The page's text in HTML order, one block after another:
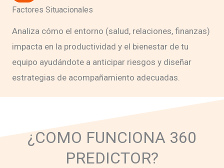
Factores Situacionales
Analiza cómo el entorno (salud, relaciones, finanzas)
impacta en la productividad y el bienestar de tu
equipo ayudándote a anticipar riesgos y diseñar
estrategias de acompañamiento adecuadas.
¿COMO FUNCIONA 360
PREDICTOR?